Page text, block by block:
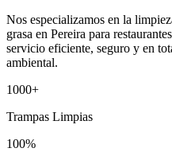
Nos especializamos en la
grasa en Pereira para
servicio eficiente, seguro y en
ambiental.
1000+
Trampas Limpias
100%